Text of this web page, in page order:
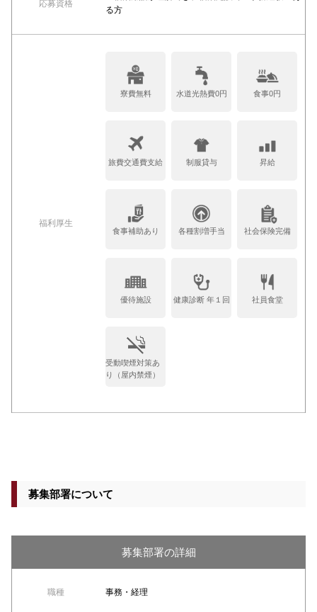
応募資格
る方
福利厚生
寮費無料 水道光熱費0円 食事0円
旅費交通費支給 制服貸与 昇給
食事補助あり 各種割増手当 社会保険完備
優待施設 健康診断 年１回 社員食堂
受動喫煙対策あ
り（屋内禁煙）
募集部署について
募集部署の詳細
職種 事務・経理